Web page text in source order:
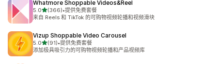
Whatmore Shoppable Videos&Reel
5.0星（满分 5 星）
(366)
总共 366 条评论
•提供免费套餐
来自 Reels 和 TikTok 的可购物视频轮播和视频滑块
Vizup Shoppable Video Carousel
5.0星（满分 5 星）
(91)
总共 91 条评论
•提供免费套餐
添加极具吸引力的可购物视频轮播和产品视频库